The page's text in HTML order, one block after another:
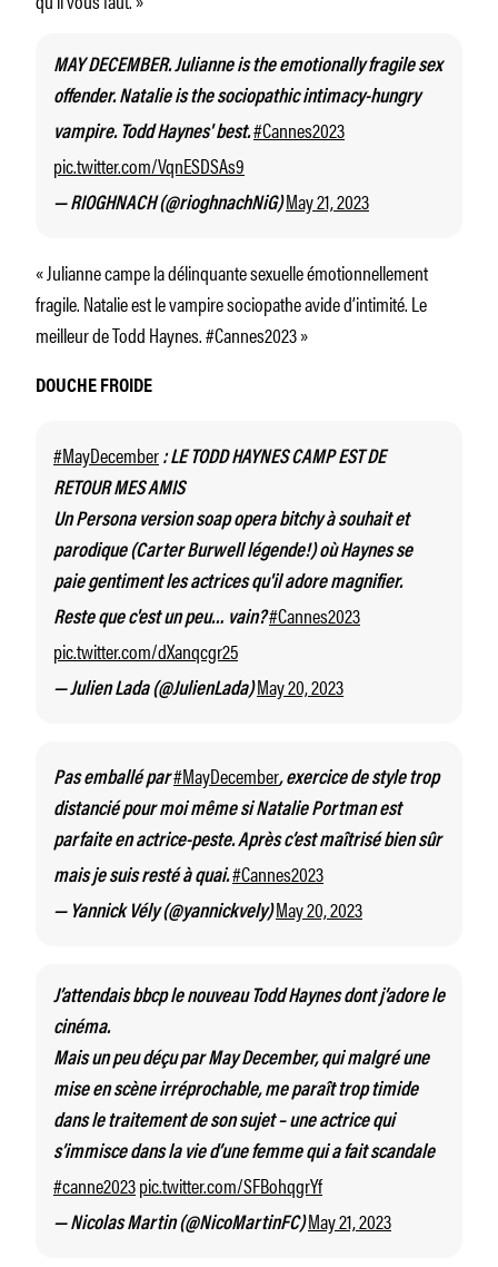
MAY DECEMBER. Julianne is the emotionally fragile sex
offender. Natalie is the sociopathic intimacy-hungry
vampire. Todd Haynes' best.#Cannes2023
pic.twitter.com/VqnESDSAs9
— RIOGHNACH (@rioghnachNiG)May 21, 2023
« Julianne campe la délinquante sexuelle émotionnellement
fragile. Natalie est le vampire sociopathe avide d’intimité. Le
meilleur de Todd Haynes. #Cannes2023 »
DOUCHE FROIDE
#MayDecember : LE TODD HAYNES CAMP EST DE
RETOUR MES AMIS
Un Persona version soap opera bitchy à souhait et
parodique (Carter Burwell légende!) où Haynes se
paie gentiment les actrices qu'il adore magnifier.
Reste que c'est un peu… vain?#Cannes2023
pic.twitter.com/dXanqcgr25
— Julien Lada (@JulienLada)May 20, 2023
Pas emballé par#MayDecember, exercice de style trop
distancié pour moi même si Natalie Portman est
parfaite en actrice-peste. Après c’est maîtrisé bien sûr
mais je suis resté à quai.#Cannes2023
— Yannick Vély (@yannickvely)May 20, 2023
J’attendais bbcp le nouveau Todd Haynes dont j’adore le
cinéma.
Mais un peu déçu par May December, qui malgré une
mise en scène irréprochable, me paraît trop timide
dans le traitement de son sujet – une actrice qui
s’immisce dans la vie d’une femme qui a fait scandale
#canne2023pic.twitter.com/SFBohqgrYf
— Nicolas Martin (@NicoMartinFC)May 21, 2023